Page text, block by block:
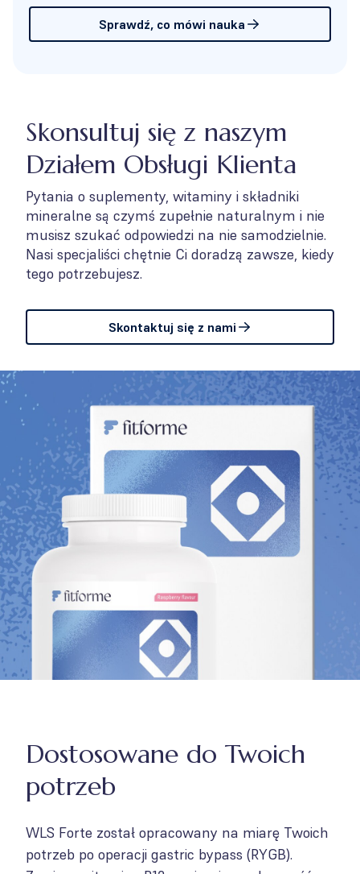
Sprawdź, co mówi nauka
Skonsultuj się z naszym
Działem Obsługi Klienta
Pytania o suplementy, witaminy i składniki
mineralne są czymś zupełnie naturalnym i nie
musisz szukać odpowiedzi na nie samodzielnie.
Nasi specjaliści chętnie Ci doradzą zawsze, kiedy
tego potrzebujesz.
Skontaktuj się z nami
Dostosowane do Twoich
potrzeb
WLS Forte został opracowany na miarę Twoich
potrzeb po operacji gastric bypass (RYGB).